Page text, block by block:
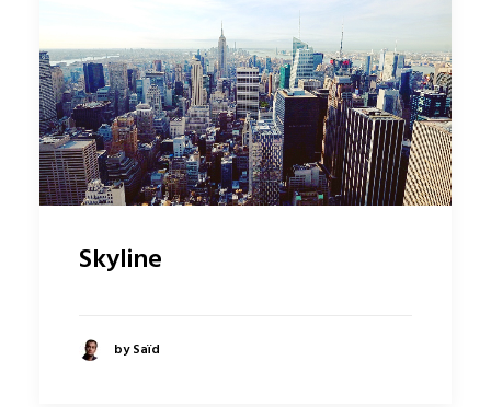
Skyline
by Saïd